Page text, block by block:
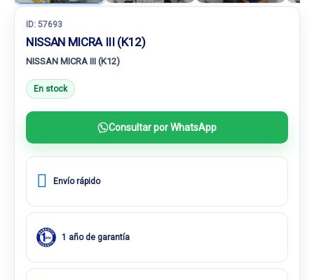
ID: 57693
NISSAN MICRA III (K12)
NISSAN MICRA III (K12)
En stock
Consultar por WhatsApp
Envío rápido
1 año de garantía